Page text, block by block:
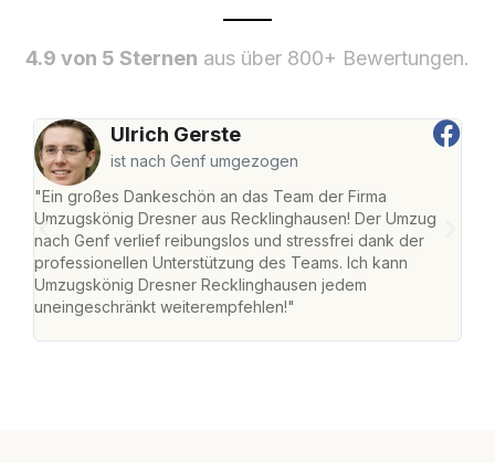
4.9 von 5 Sternen aus über 800+ Bewertungen.
Ulrich Gerste
ist nach Genf umgezogen
"Ein großes Dankeschön an das Team der Firma
Umzugskönig Dresner aus Recklinghausen! Der Umzug
nach Genf verlief reibungslos und stressfrei dank der
professionellen Unterstützung des Teams. Ich kann
Umzugskönig Dresner Recklinghausen jedem
uneingeschränkt weiterempfehlen!"